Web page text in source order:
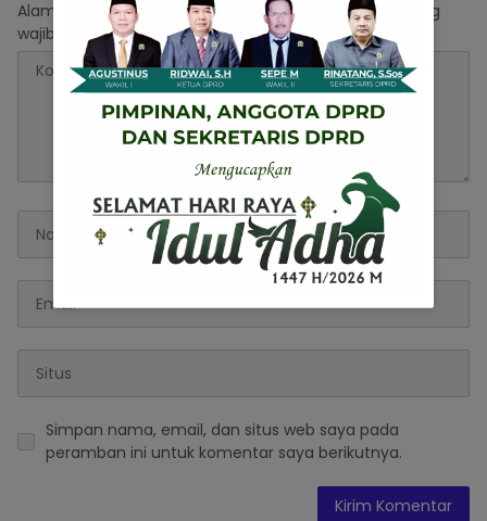
Alamat email Anda tidak akan dipublikasikan. Ruas yang
wajib ditandai*
Simpan nama, email, dan situs web saya pada
peramban ini untuk komentar saya berikutnya.